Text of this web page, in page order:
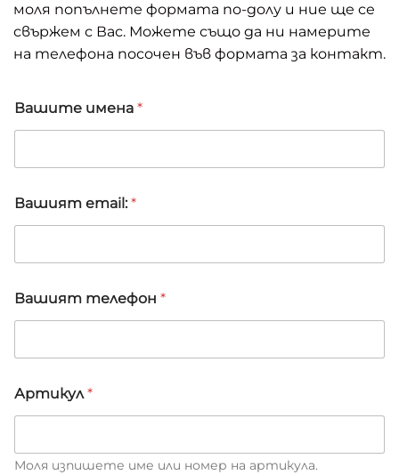
моля попълнете формата по-долу и ние ще се
свържем с Вас. Можете също да ни намерите
на телефона посочен във формата за контакт.
Вашите имена *
Вашият email: *
Вашият телефон *
а
*
м
е
Артикул*
Моля изпишете име или номер на артикула.